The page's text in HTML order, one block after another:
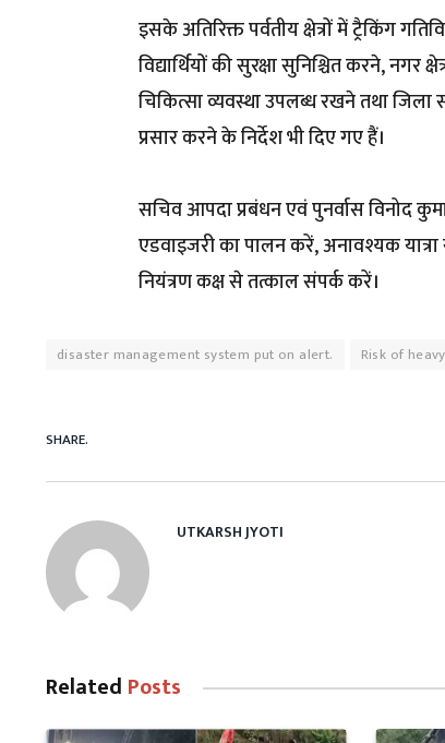
इसके अतिरिक्त पर्वतीय क्षेत्रों में ट्रैकिंग
विद्यार्थियों की सुरक्षा सुनिश्चित करने,
चिकित्सा व्यवस्था उपलब्ध रखने तथा
प्रसार करने के निर्देश भी दिए गए हैं।
सचिव आपदा प्रबंधन एवं पुनर्वास विनोद
एडवाइजरी का पालन करें, अनावश्यक
नियंत्रण कक्ष से तत्काल संपर्क करें।
disaster management system put on alert. Risk of
SHARE.
UTKARSH JYOTI
Related Posts